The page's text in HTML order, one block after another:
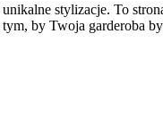
stylizacje. To
by Twoja garderoba